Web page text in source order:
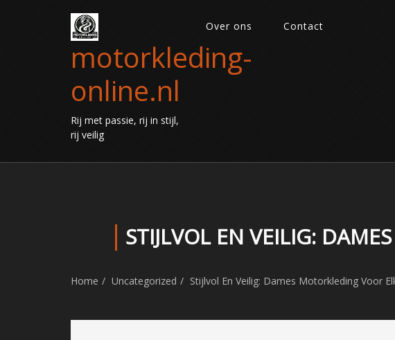
motorkleding-
online.nl
Rij met passie, rij in stijl,
rij veilig
Over ons Contact
STIJLVOL EN VEILIG:
Home Uncategorized Stijlvol En Veilig: Dames Motorkleding Voor